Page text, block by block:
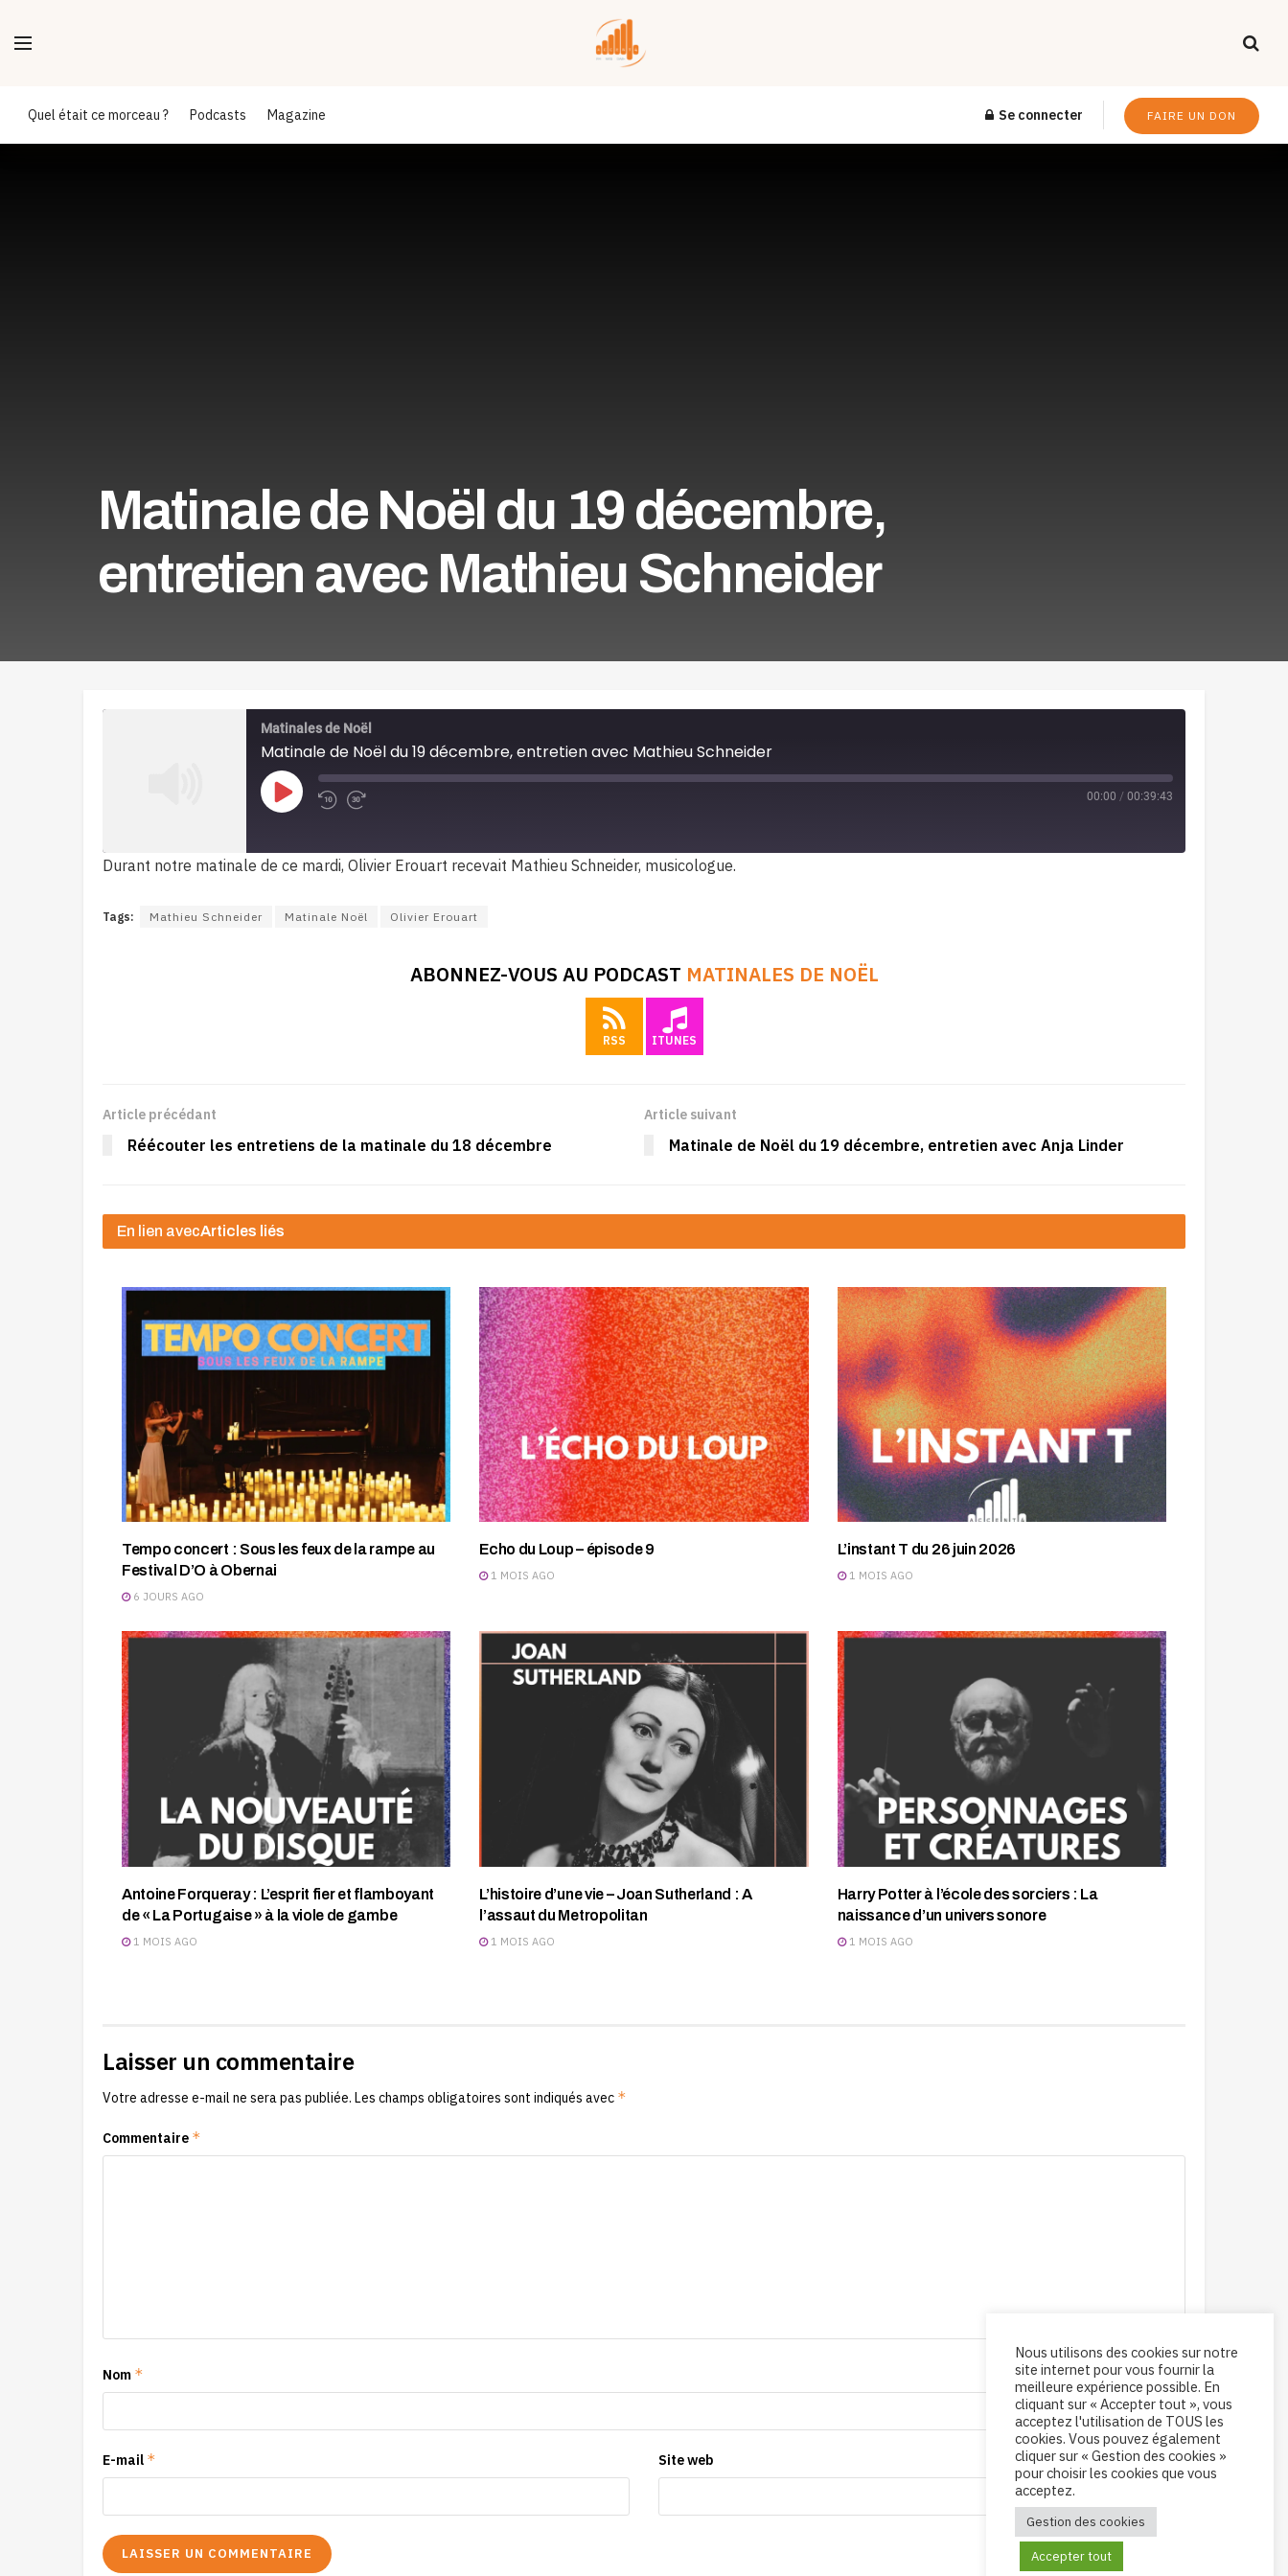
Quel était ce morceau ? Podcasts Magazine Se connecter FAIRE UN DON
Matinale de Noël du 19 décembre,
entretien avec Mathieu Schneider
Matinales de Noël
Matinale de Noël du 19 décembre, entretien avec Mathieu Schneider
Play
Episode
00:00 / 00:39:43
Durant notre matinale de ce mardi, Olivier Erouart recevait Mathieu Schneider, musicologue.
Tags: Mathieu Schneider Matinale Noël Olivier Erouart
ABONNEZ-VOUS AU PODCAST MATINALES DE NOËL
RSS ITUNES
Article précédant
Réécouter les entretiens de la matinale du 18 décembre
Article suivant
Matinale de Noël du 19 décembre, entretien avec Anja Linder
En lien avecArticles liés
Tempo concert : Sous les feux de la rampe au
Festival D’O à Obernai
6 JOURS AGO
Echo du Loup – épisode 9
1 MOIS AGO
L’instant T du 26 juin 2026
1 MOIS AGO
Antoine Forqueray : L’esprit fier et flamboyant
de « La Portugaise » à la viole de gambe
1 MOIS AGO
L’histoire d’une vie – Joan Sutherland : A
l’assaut du Metropolitan
1 MOIS AGO
Harry Potter à l’école des sorciers : La
naissance d’un univers sonore
1 MOIS AGO
Laisser un commentaire
Votre adresse e-mail ne sera pas publiée. Les champs obligatoires sont indiqués avec *
Commentaire *
Nom *
E-mail * Site web
Nous utilisons des cookies sur notre
site internet pour vous fournir la
meilleure expérience possible. En
cliquant sur « Accepter tout », vous
acceptez l'utilisation de TOUS les
cookies. Vous pouvez également
cliquer sur « Gestion des cookies »
pour choisir les cookies que vous
acceptez.
Gestion des cookies
Accepter tout